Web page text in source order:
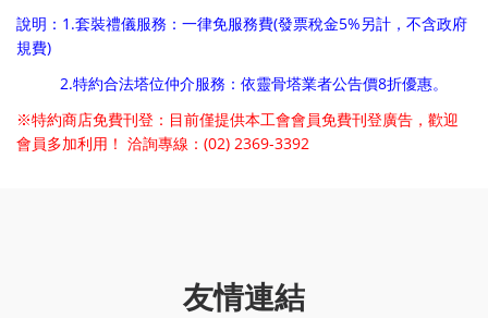
說明：1.套裝禮儀服務：一律免服務費(發票稅金5%另計，不含政府
規費)
2.特約合法塔位仲介服務：依靈骨塔業者公告價8折優惠。
※特約商店免費刊登：目前僅提供本工會會員免費刊登廣告，歡迎
會員多加利用！ 洽詢專線：(02) 2369-3392
友情連結